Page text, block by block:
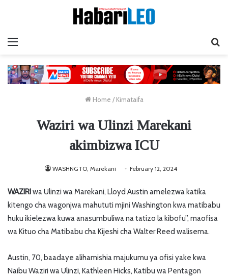
Home / Kimataifa
Waziri wa Ulinzi Marekani
akimbizwa ICU
WASHNGTO, Marekani February 12, 2024
WAZIRI wa Ulinzi wa Marekani, Lloyd Austin amelezwa katika
kitengo cha wagonjwa mahututi mjini Washington kwa matibabu
huku ikielezwa kuwa anasumbuliwa na tatizo la kibofu”, maofisa
wa Kituo cha Matibabu cha Kijeshi cha Walter Reed walisema.
Austin, 70, baadaye alihamishia majukumu ya ofisi yake kwa
Naibu Waziri wa Ulinzi, Kathleen Hicks, Katibu wa Pentagon